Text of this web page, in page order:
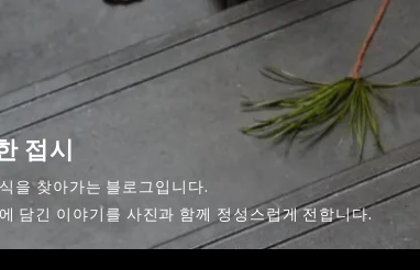
접시
을 찾아가는 블로그입니다.
담긴 이야기를 사진과 함께 정성스럽게 전합니다.